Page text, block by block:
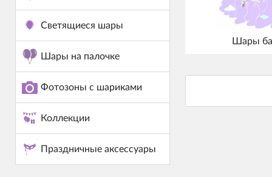
Светящиеся шары
Шары на палочке
Фотозоны с шариками
Коллекции
Праздничные аксессуары
Шары